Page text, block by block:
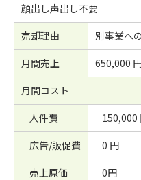
顔出し声出し不要
売却理由
別事業へ
月間売上
650,000
月間コスト
人件費
150,000
広告/販促費
0 円
売上原価
0円